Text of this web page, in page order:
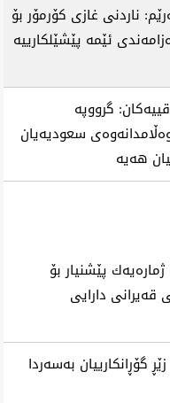
ناردنی غازی کۆرمۆر بۆ
ئێمە پێشێلکارییە
گرووپە
سعودیەیان
هەیە
پێشنیار بۆ
قه‌یرانی‌ دارایی
گۆڕانكارییان به‌سه‌ردا